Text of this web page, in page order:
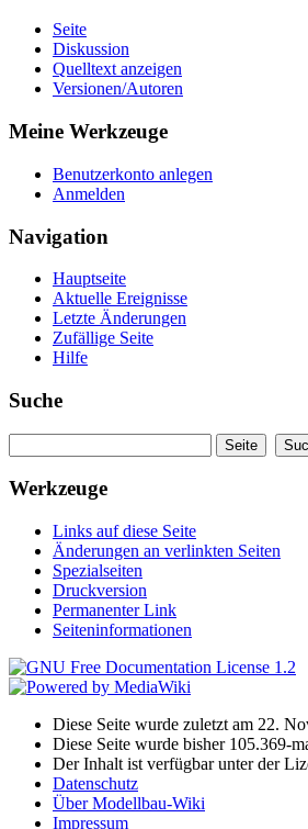
Seite
Diskussion
Quelltext anzeigen
Versionen/Autoren
Meine Werkzeuge
Benutzerkonto anlegen
Anmelden
Navigation
Hauptseite
Aktuelle Ereignisse
Letzte Änderungen
Zufällige Seite
Hilfe
Suche
Werkzeuge
Links auf diese Seite
Änderungen an verlinkten Seiten
Spezialseiten
Druckversion
Permanenter Link
Seiteninformationen
Diese Seite wurde zuletzt am 22.
Diese Seite wurde bisher 105.369-
Der Inhalt ist verfügbar unter der
Datenschutz
Über Modellbau-Wiki
Impressum